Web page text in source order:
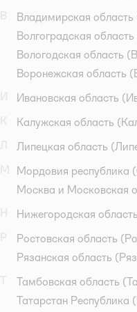
Владимирская область
Волгоградская область
Вологодская область
Воронежская область
Ивановская область
Калужская область
Липецкая область
Мордовия республика
Москва и Московская
Нижегородская область
Ростовская область
Рязанская область
Тамбовская область
Татарстан Республика